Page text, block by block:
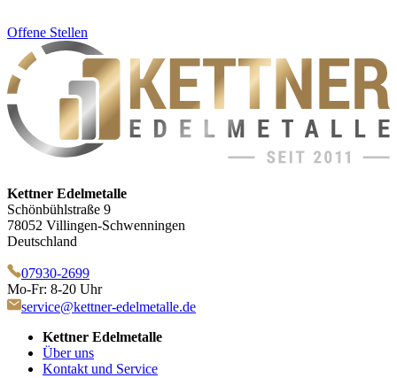
Offene Stellen
Kettner Edelmetalle
Schönbühlstraße 9
78052 Villingen-Schwenningen
Deutschland
07930-2699
Mo-Fr: 8-20 Uhr
service@kettner-edelmetalle.de
Kettner Edelmetalle
Über uns
Kontakt und Service